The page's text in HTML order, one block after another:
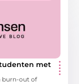
met
burn-out of